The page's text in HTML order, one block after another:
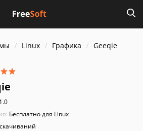
Linux Графика Geeqie
1.0
Бесплатно для Linux